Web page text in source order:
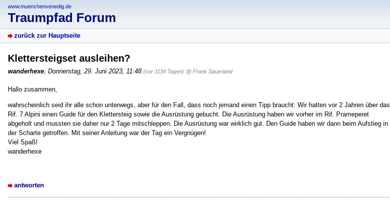
www.muenchenvenedig.de
Traumpfad Forum
zurück zur Hauptseite
Klettersteigset ausleihen?
wanderhexe, Donnerstag, 29. Juni 2023, 11:48 (vor 1134 Tagen) @ Frank Sauerland
Hallo zusammen,
wahrscheinlich seid ihr alle schon unterwegs, aber für den Fall, dass noch jemand einen Tipp braucht: Wir hatten vor 2 Jahren über das
Rif. 7 Alpini einen Guide für den Klettersteig sowie die Ausrüstung gebucht. Die Ausrüstung haben wir vorher im Rif. Prameperet
abgeholt und mussten sie daher nur 2 Tage mitschleppen. Die Ausrüstung war wirklich gut. Den Guide haben wir dann beim Aufstieg in
der Scharte getroffen. Mit seiner Anleitung war der Tag ein Vergnügen!
Viel Spaß!
wanderhexe
antworten